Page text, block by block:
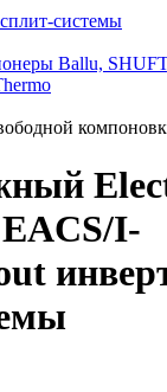
системы
Ballu,
I-